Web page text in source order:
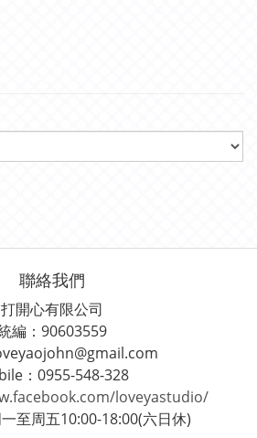
聯絡我們
打開心有限公司
編：90603559
：0955-548-328
loveyastudio/
至周五10:00-18:00(六日休)